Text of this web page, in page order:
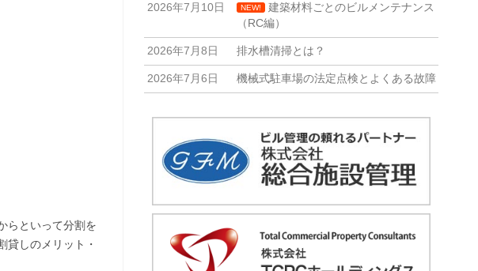
らといって分割を
貸しのメリット・
2026年7月10日 NEW!
建築材料ごとのビルメンテナンス
（RC編）
2026年7月8日 排水槽清掃とは？
2026年7月6日 機械式駐車場の法定点検とよくある故障